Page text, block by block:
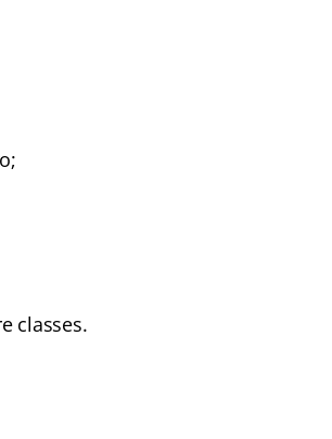
classes.